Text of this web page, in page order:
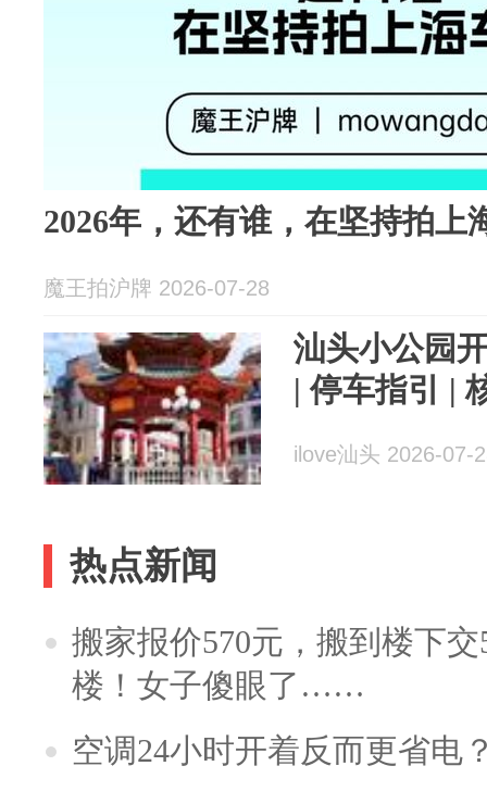
2026年，还有谁，在坚持拍上
魔王拍沪牌 2026-07-28
汕头小公园
| 停车指引 |
ilove汕头 2026-07-
热点新闻
搬家报价570元，搬到楼下
楼！女子傻眼了……
空调24小时开着反而更省电